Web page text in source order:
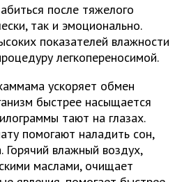
после тяжелого
так и эмоционально.
показателей влажности
легкопереносимой.
ускоряет обмен
быстрее насыщается
тают на глазах.
помогают наладить сон,
Горячий влажный воздух,
маслами, очищает